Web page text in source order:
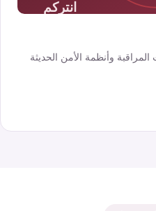
وأنظمة الأمن الحديثة